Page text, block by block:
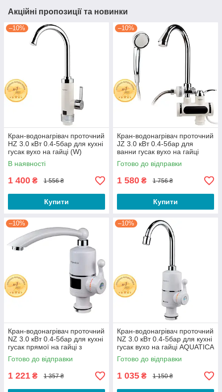
Акційні пропозиції та новинки
–10%
Кран-водонагрівач проточний
HZ 3.0 кВт 0.4-5бар для кухні
гусак вухо на гайці (W)
AQUATICA (HZ-6B143W)
В наявності
1 400 ₴ 1 556 ₴
Купити
–10%
Кран-водонагрівач проточний
JZ 3.0 кВт 0.4-5бар для
ванни гусак вухо на гайці
AQUATICA (JZ-6C141W)
Готово до відправки
1 580 ₴ 1 756 ₴
Купити
–10%
Кран-водонагрівач проточний
NZ 3.0 кВт 0.4-5бар для кухні
гусак прямої на гайці з
дисплеєм AQUATICA
Готово до відправки
1 221 ₴ 1 357 ₴
–10%
Кран-водонагрівач проточний
NZ 3.0 кВт 0.4-5бар для кухні
гусак вухо на гайці AQUATICA
(NZ-6B112W)
Готово до відправки
1 035 ₴ 1 150 ₴